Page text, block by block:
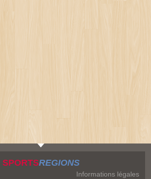
SPORTSREGIONS
Informations légales